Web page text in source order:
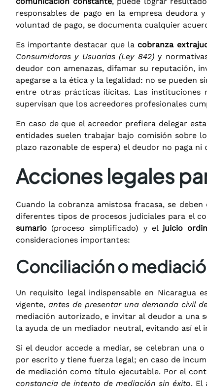
responsables de pago en la empresa deudora
voluntad de pago, se documenta cualquier
Es importante destacar que la cobranza
Consumidoras y Usuarias (Ley 842)y
deudor con amenazas, difamar su reputación,
apegarse a la ética y la legalidad: no se pueden
entre otras prácticas ilícitas. Las instituciones
supervisan que los acreedores profesionales
En caso de que el acreedor prefiera delegar
entidades suelen trabajar bajo comisión sobre
plazo razonable de espera) el deudor no paga
Acciones legales
Cuando la cobranza amistosa fracasa, se deben
diferentes tipos de procesos judiciales para el
sumario (proceso simplificado) y el juicio
consideraciones importantes:
Conciliación o
Un requisito legal indispensable en Nicaragua
vigente, antes de presentar una demanda civil
mediación autorizado, e invitar al deudor a una
la ayuda de un mediador neutral, evitando así el
Si el deudor accede a mediar, se celebran una
por escrito y tiene fuerza legal; en caso de
de mediación como título ejecutable. Por el
constancia de intento de mediación sin éxito. El